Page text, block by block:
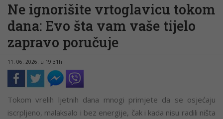
Ne ignorišite vrtoglavicu tokom
dana: Evo šta vam vaše tijelo
zapravo poručuje
11. 06. 2026. u 19:31h
Tokom vrelih ljetnih dana mnogi primjete da se osjećaju
iscrpljeno, malaksalo i bez energije, čak i kada nisu radili ništa